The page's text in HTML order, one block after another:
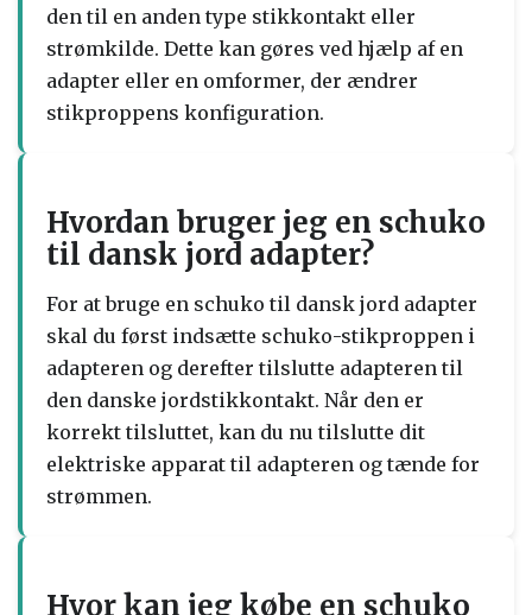
den til en anden type stikkontakt eller
strømkilde. Dette kan gøres ved hjælp af en
adapter eller en omformer, der ændrer
stikproppens konfiguration.
Hvordan bruger jeg en schuko
til dansk jord adapter?
For at bruge en schuko til dansk jord adapter
skal du først indsætte schuko-stikproppen i
adapteren og derefter tilslutte adapteren til
den danske jordstikkontakt. Når den er
korrekt tilsluttet, kan du nu tilslutte dit
elektriske apparat til adapteren og tænde for
strømmen.
Hvor kan jeg købe en schuko